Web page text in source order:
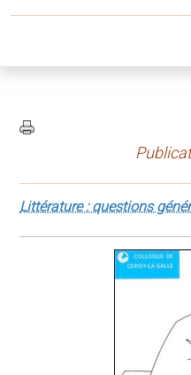
Littérature : questions